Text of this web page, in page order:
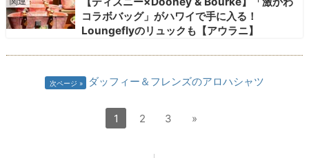
コラボバッグ」がハワイで手に入る！
Loungeflyのリュックも【アウラニ】
次ページ ダッフィー＆フレンズのアロハシャツ
1 2 3 »